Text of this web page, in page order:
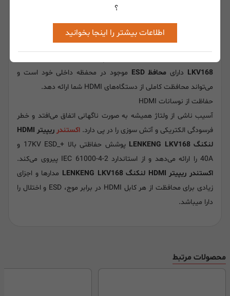
؟
اطلاعات بیشتر را اینجا بخوانیدالکتریکی اتفاق بیفتد، بسیار مضر است. ESD می‌تواند عمر مفید
قطعات الکتریکی را کاهش دهد و حتی بدتر از آن میتواند مستقیماً
LKV168 دارای محافظ ESD
موجود در محفظه داخلی خود است و
می‌تواند محافظت کاملی از دستگاه‌های HDMI شما ارائه دهد.
حفاظت از نوسانات HDMI
آسیب ناشی از ولتاژ همیشه به صورت ناگهانی اتفاق می‌افتد و خطر
فرسودگی الکتریکی و آتش سوزی را در پی دارد. اکستندر
ریپیتر HDMI
لنکنگ LENKENG LKV168
پوشش حفاظتی بالا +_17KV ESD و
40A را ارائه می‌دهد و از استاندارد IEC 61000-4-2 پیروی می‌کند.
اکستندر ریپیتر HDMI لنکنگ LENKENG LKV168
مدارها و اجزای
زیادی برای محافظت از هر کابل HDMI در برابر موج، ESD و اختلال را
دارا میباشد.
محصولات مرتبط